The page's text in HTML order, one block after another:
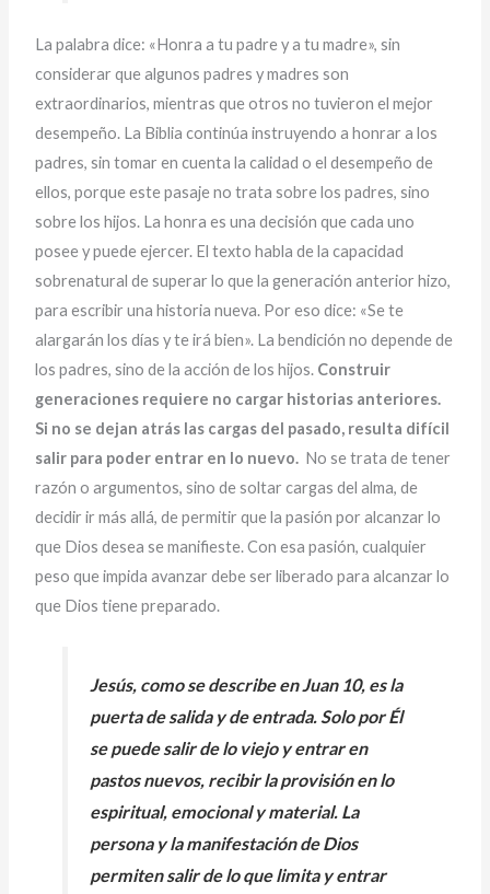
La palabra dice: «Honra a tu padre y a tu madre», sin
considerar que algunos padres y madres son
extraordinarios, mientras que otros no tuvieron el mejor
desempeño. La Biblia continúa instruyendo a honrar a los
padres, sin tomar en cuenta la calidad o el desempeño de
ellos, porque este pasaje no trata sobre los padres, sino
sobre los hijos. La honra es una decisión que cada uno
posee y puede ejercer. El texto habla de la capacidad
sobrenatural de superar lo que la generación anterior hizo,
para escribir una historia nueva. Por eso dice: «Se te
alargarán los días y te irá bien». La bendición no depende de
los padres, sino de la acción de los hijos. Construir
generaciones requiere no cargar historias anteriores.
Si no se dejan atrás las cargas del pasado, resulta difícil
salir para poder entrar en lo nuevo. No se trata de tener
razón o argumentos, sino de soltar cargas del alma, de
decidir ir más allá, de permitir que la pasión por alcanzar lo
que Dios desea se manifieste. Con esa pasión, cualquier
peso que impida avanzar debe ser liberado para alcanzar lo
que Dios tiene preparado.
Jesús, como se describe en Juan 10, es la
puerta de salida y de entrada. Solo por Él
se puede salir de lo viejo y entrar en
pastos nuevos, recibir la provisión en lo
espiritual, emocional y material. La
persona y la manifestación de Dios
permiten salir de lo que limita y entrar